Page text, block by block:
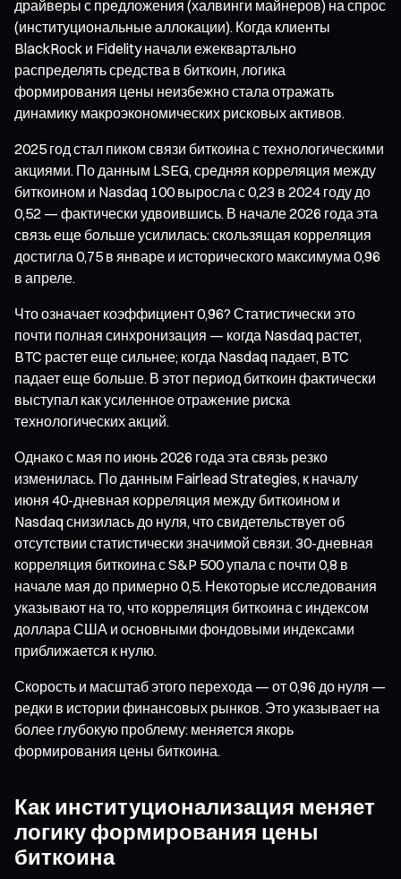
драйверы с предложения (халвинги майнеров) на спрос
(институциональные аллокации). Когда клиенты
BlackRock и Fidelity начали ежеквартально
распределять средства в биткоин, логика
формирования цены неизбежно стала отражать
динамику макроэкономических рисковых активов.
2025 год стал пиком связи биткоина с технологическими
акциями. По данным LSEG, средняя корреляция между
биткоином и Nasdaq 100 выросла с 0,23 в 2024 году до
0,52 — фактически удвоившись. В начале 2026 года эта
связь еще больше усилилась: скользящая корреляция
достигла 0,75 в январе и исторического максимума 0,96
в апреле.
Что означает коэффициент 0,96? Статистически это
почти полная синхронизация — когда Nasdaq растет,
BTC растет еще сильнее; когда Nasdaq падает, BTC
падает еще больше. В этот период биткоин фактически
выступал как усиленное отражение риска
технологических акций.
Однако с мая по июнь 2026 года эта связь резко
изменилась. По данным Fairlead Strategies, к началу
июня 40-дневная корреляция между биткоином и
Nasdaq снизилась до нуля, что свидетельствует об
отсутствии статистически значимой связи. 30-дневная
корреляция биткоина с S&P 500 упала с почти 0,8 в
начале мая до примерно 0,5. Некоторые исследования
указывают на то, что корреляция биткоина с индексом
доллара США и основными фондовыми индексами
приближается к нулю.
Скорость и масштаб этого перехода — от 0,96 до нуля —
редки в истории финансовых рынков. Это указывает на
более глубокую проблему: меняется якорь
формирования цены биткоина.
Как институционализация меняет
логику формирования цены
биткоина